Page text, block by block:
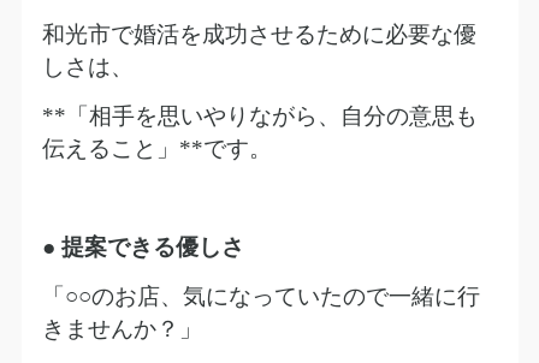
和光市で婚活を成功させるために必要な優
しさは、
** 「相手を思いやりながら、自分の意思も
伝えること」 **です。
● 提案できる優しさ
「 ○○のお店、気になっていたので一緒に行
きませんか？」